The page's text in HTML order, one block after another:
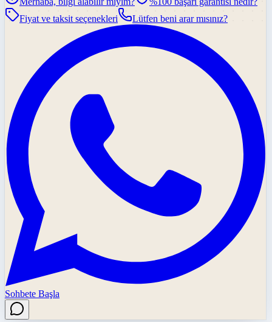
Fiyat ve taksit seçenekleri
Lütfen beni arar mısınız?
Sohbete Başla